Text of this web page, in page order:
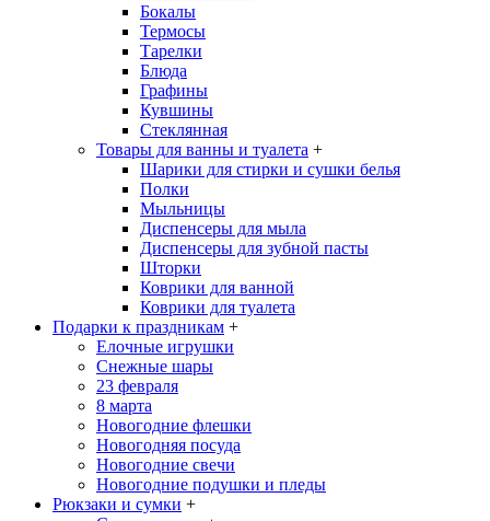
Бокалы
Термосы
Тарелки
Блюда
Графины
Кувшины
Стеклянная
Товары для ванны и туалета +
Шарики для стирки и сушки белья
Полки
Мыльницы
Диспенсеры для мыла
Диспенсеры для зубной пасты
Шторки
Коврики для ванной
Коврики для туалета
Подарки к праздникам +
Елочные игрушки
Снежные шары
23 февраля
8 марта
Новогодние флешки
Новогодняя посуда
Новогодние свечи
Новогодние подушки и пледы
Рюкзаки и сумки +